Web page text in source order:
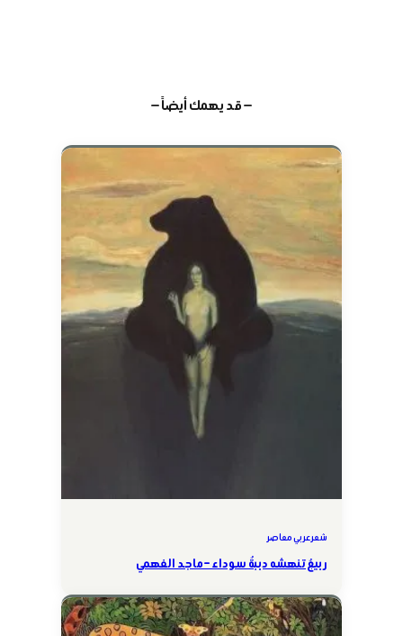
— قد يهمك أيضاً —
شعر عربي معاصر
ربيعٌ تنهشه دببةٌ سوداء – ماجد الفهمي